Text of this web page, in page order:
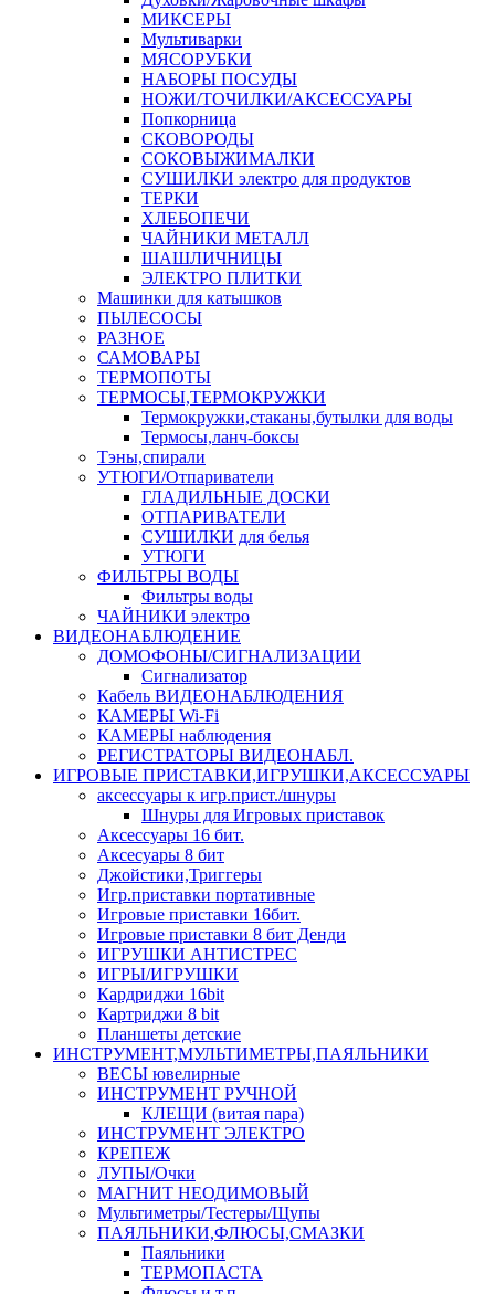
МИКСЕРЫ
Мультиварки
МЯСОРУБКИ
НАБОРЫ ПОСУДЫ
НОЖИ/ТОЧИЛКИ/АКСЕССУАРЫ
Попкорница
СКОВОРОДЫ
СОКОВЫЖИМАЛКИ
СУШИЛКИ электро для продуктов
ТЕРКИ
ХЛЕБОПЕЧИ
ЧАЙНИКИ МЕТАЛЛ
ШАШЛИЧНИЦЫ
ЭЛЕКТРО ПЛИТКИ
Машинки для катышков
ПЫЛЕСОСЫ
РАЗНОЕ
САМОВАРЫ
ТЕРМОПОТЫ
ТЕРМОСЫ,ТЕРМОКРУЖКИ
Термокружки,стаканы,бутылки для воды
Термосы,ланч-боксы
Тэны,спирали
УТЮГИ/Отпариватели
ГЛАДИЛЬНЫЕ ДОСКИ
ОТПАРИВАТЕЛИ
СУШИЛКИ для белья
УТЮГИ
ФИЛЬТРЫ ВОДЫ
Фильтры воды
ЧАЙНИКИ электро
ВИДЕОНАБЛЮДЕНИЕ
ДОМОФОНЫ/СИГНАЛИЗАЦИИ
Сигнализатор
Кабель ВИДЕОНАБЛЮДЕНИЯ
КАМЕРЫ Wi-Fi
КАМЕРЫ наблюдения
РЕГИСТРАТОРЫ ВИДЕОНАБЛ.
ИГРОВЫЕ ПРИСТАВКИ,ИГРУШКИ,АКСЕССУАРЫ
аксесcуары к игр.прист./шнуры
Шнуры для Игровых приставок
Аксессуары 16 бит.
Аксесуары 8 бит
Джойстики,Триггеры
Игр.приставки портативные
Игровые приставки 16бит.
Игровые приставки 8 бит Денди
ИГРУШКИ АНТИСТРЕС
ИГРЫ/ИГРУШКИ
Кардриджи 16bit
Картриджи 8 bit
Планшеты детские
ИНСТРУМЕНТ,МУЛЬТИМЕТРЫ,ПАЯЛЬНИКИ
ВЕСЫ ювелирные
ИНСТРУМЕНТ РУЧНОЙ
КЛЕЩИ (витая пара)
ИНСТРУМЕНТ ЭЛЕКТРО
КРЕПЕЖ
ЛУПЫ/Очки
МАГНИТ НЕОДИМОВЫЙ
Мультиметры/Тестеры/Щупы
ПАЯЛЬНИКИ,ФЛЮСЫ,СМАЗКИ
Паяльники
ТЕРМОПАСТА